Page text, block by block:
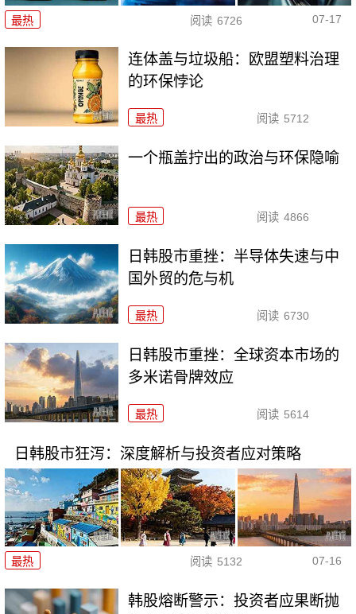
最热 阅读 6726 07-17
连体盖与垃圾船：欧盟塑料治理
的环保悖论
最热 阅读 5712
一个瓶盖拧出的政治与环保隐喻
最热 阅读 4866
日韩股市重挫：半导体失速与中
国外贸的危与机
最热 阅读 6730
日韩股市重挫：全球资本市场的
多米诺骨牌效应
最热 阅读 5614
日韩股市狂泻：深度解析与投资者应对策略
最热 阅读 5132 07-16
韩股熔断警示：投资者应果断抛